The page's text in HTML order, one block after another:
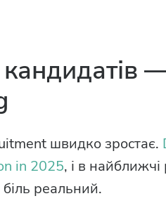
швидко зростає.
in 2025, і в
реальний.